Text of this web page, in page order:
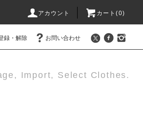
アカウント カート(0)
録・解除 お問い合わせ
Import, Select Clothes.